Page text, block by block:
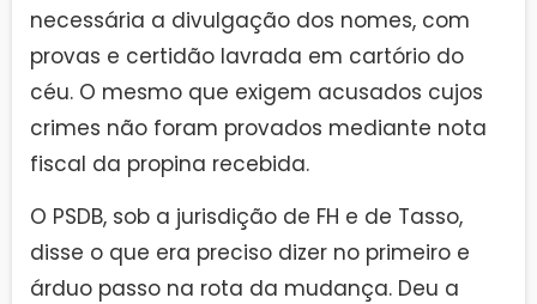
necessária a divulgação dos nomes, com
provas e certidão lavrada em cartório do
céu. O mesmo que exigem acusados cujos
crimes não foram provados mediante nota
fiscal da propina recebida.
O PSDB, sob a jurisdição de FH e de Tasso,
disse o que era preciso dizer no primeiro e
árduo passo na rota da mudança. Deu a